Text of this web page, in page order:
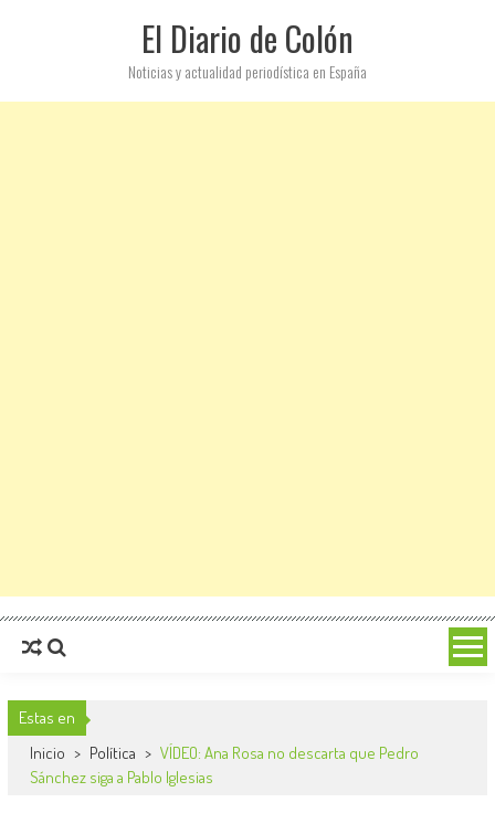
El Diario de Colón
Noticias y actualidad periodística en España
Estas en
Inicio > Política > VÍDEO: Ana Rosa no descarta que Pedro
Sánchez siga a Pablo Iglesias